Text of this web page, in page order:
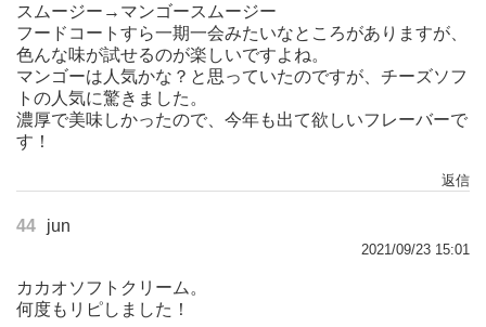
スムージー→マンゴースムージー
フードコートすら一期一会みたいなところがありますが、
色んな味が試せるのが楽しいですよね。
マンゴーは人気かな？と思っていたのですが、チーズソフ
トの人気に驚きました。
濃厚で美味しかったので、今年も出て欲しいフレーバーで
す！
返信
44 jun
2021/09/23 15:01
カカオソフトクリーム。
何度もリピしました！